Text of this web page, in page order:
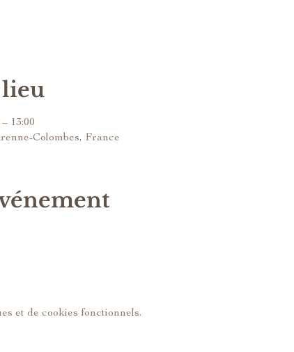
13:00
Colombes, France
et de cookies fonctionnels.